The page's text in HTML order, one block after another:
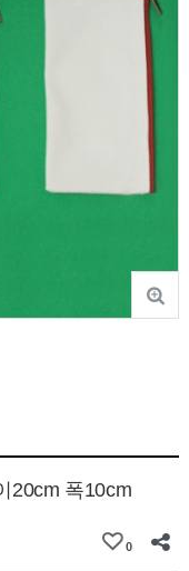
20cm 폭10cm
0